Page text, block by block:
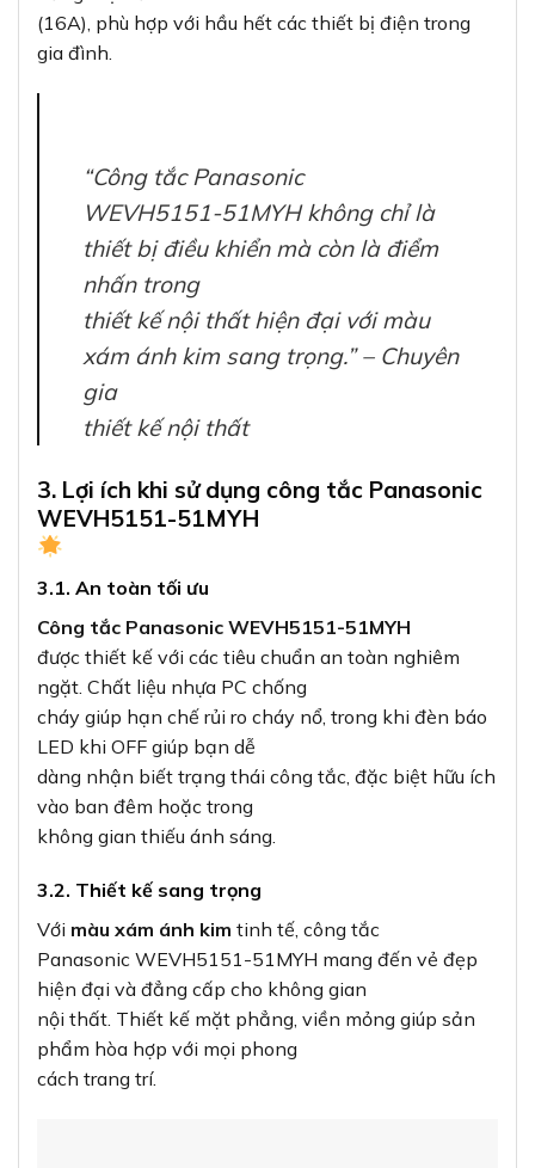
(16A), phù hợp với hầu hết các thiết bị điện trong
gia đình.
“Công tắc Panasonic
WEVH5151-51MYH không chỉ là
thiết bị điều khiển mà còn là điểm
nhấn trong
thiết kế nội thất hiện đại với màu
xám ánh kim sang trọng.” – Chuyên
gia
thiết kế nội thất
3. Lợi ích khi sử dụng công tắc Panasonic
WEVH5151-51MYH
3.1. An toàn tối ưu
Công tắc Panasonic WEVH5151-51MYH
được thiết kế với các tiêu chuẩn an toàn nghiêm
ngặt. Chất liệu nhựa PC chống
cháy giúp hạn chế rủi ro cháy nổ, trong khi đèn báo
LED khi OFF giúp bạn dễ
dàng nhận biết trạng thái công tắc, đặc biệt hữu ích
vào ban đêm hoặc trong
không gian thiếu ánh sáng.
3.2. Thiết kế sang trọng
Với màu xám ánh kim tinh tế, công tắc
Panasonic WEVH5151-51MYH mang đến vẻ đẹp
hiện đại và đẳng cấp cho không gian
nội thất. Thiết kế mặt phẳng, viền mỏng giúp sản
phẩm hòa hợp với mọi phong
cách trang trí.